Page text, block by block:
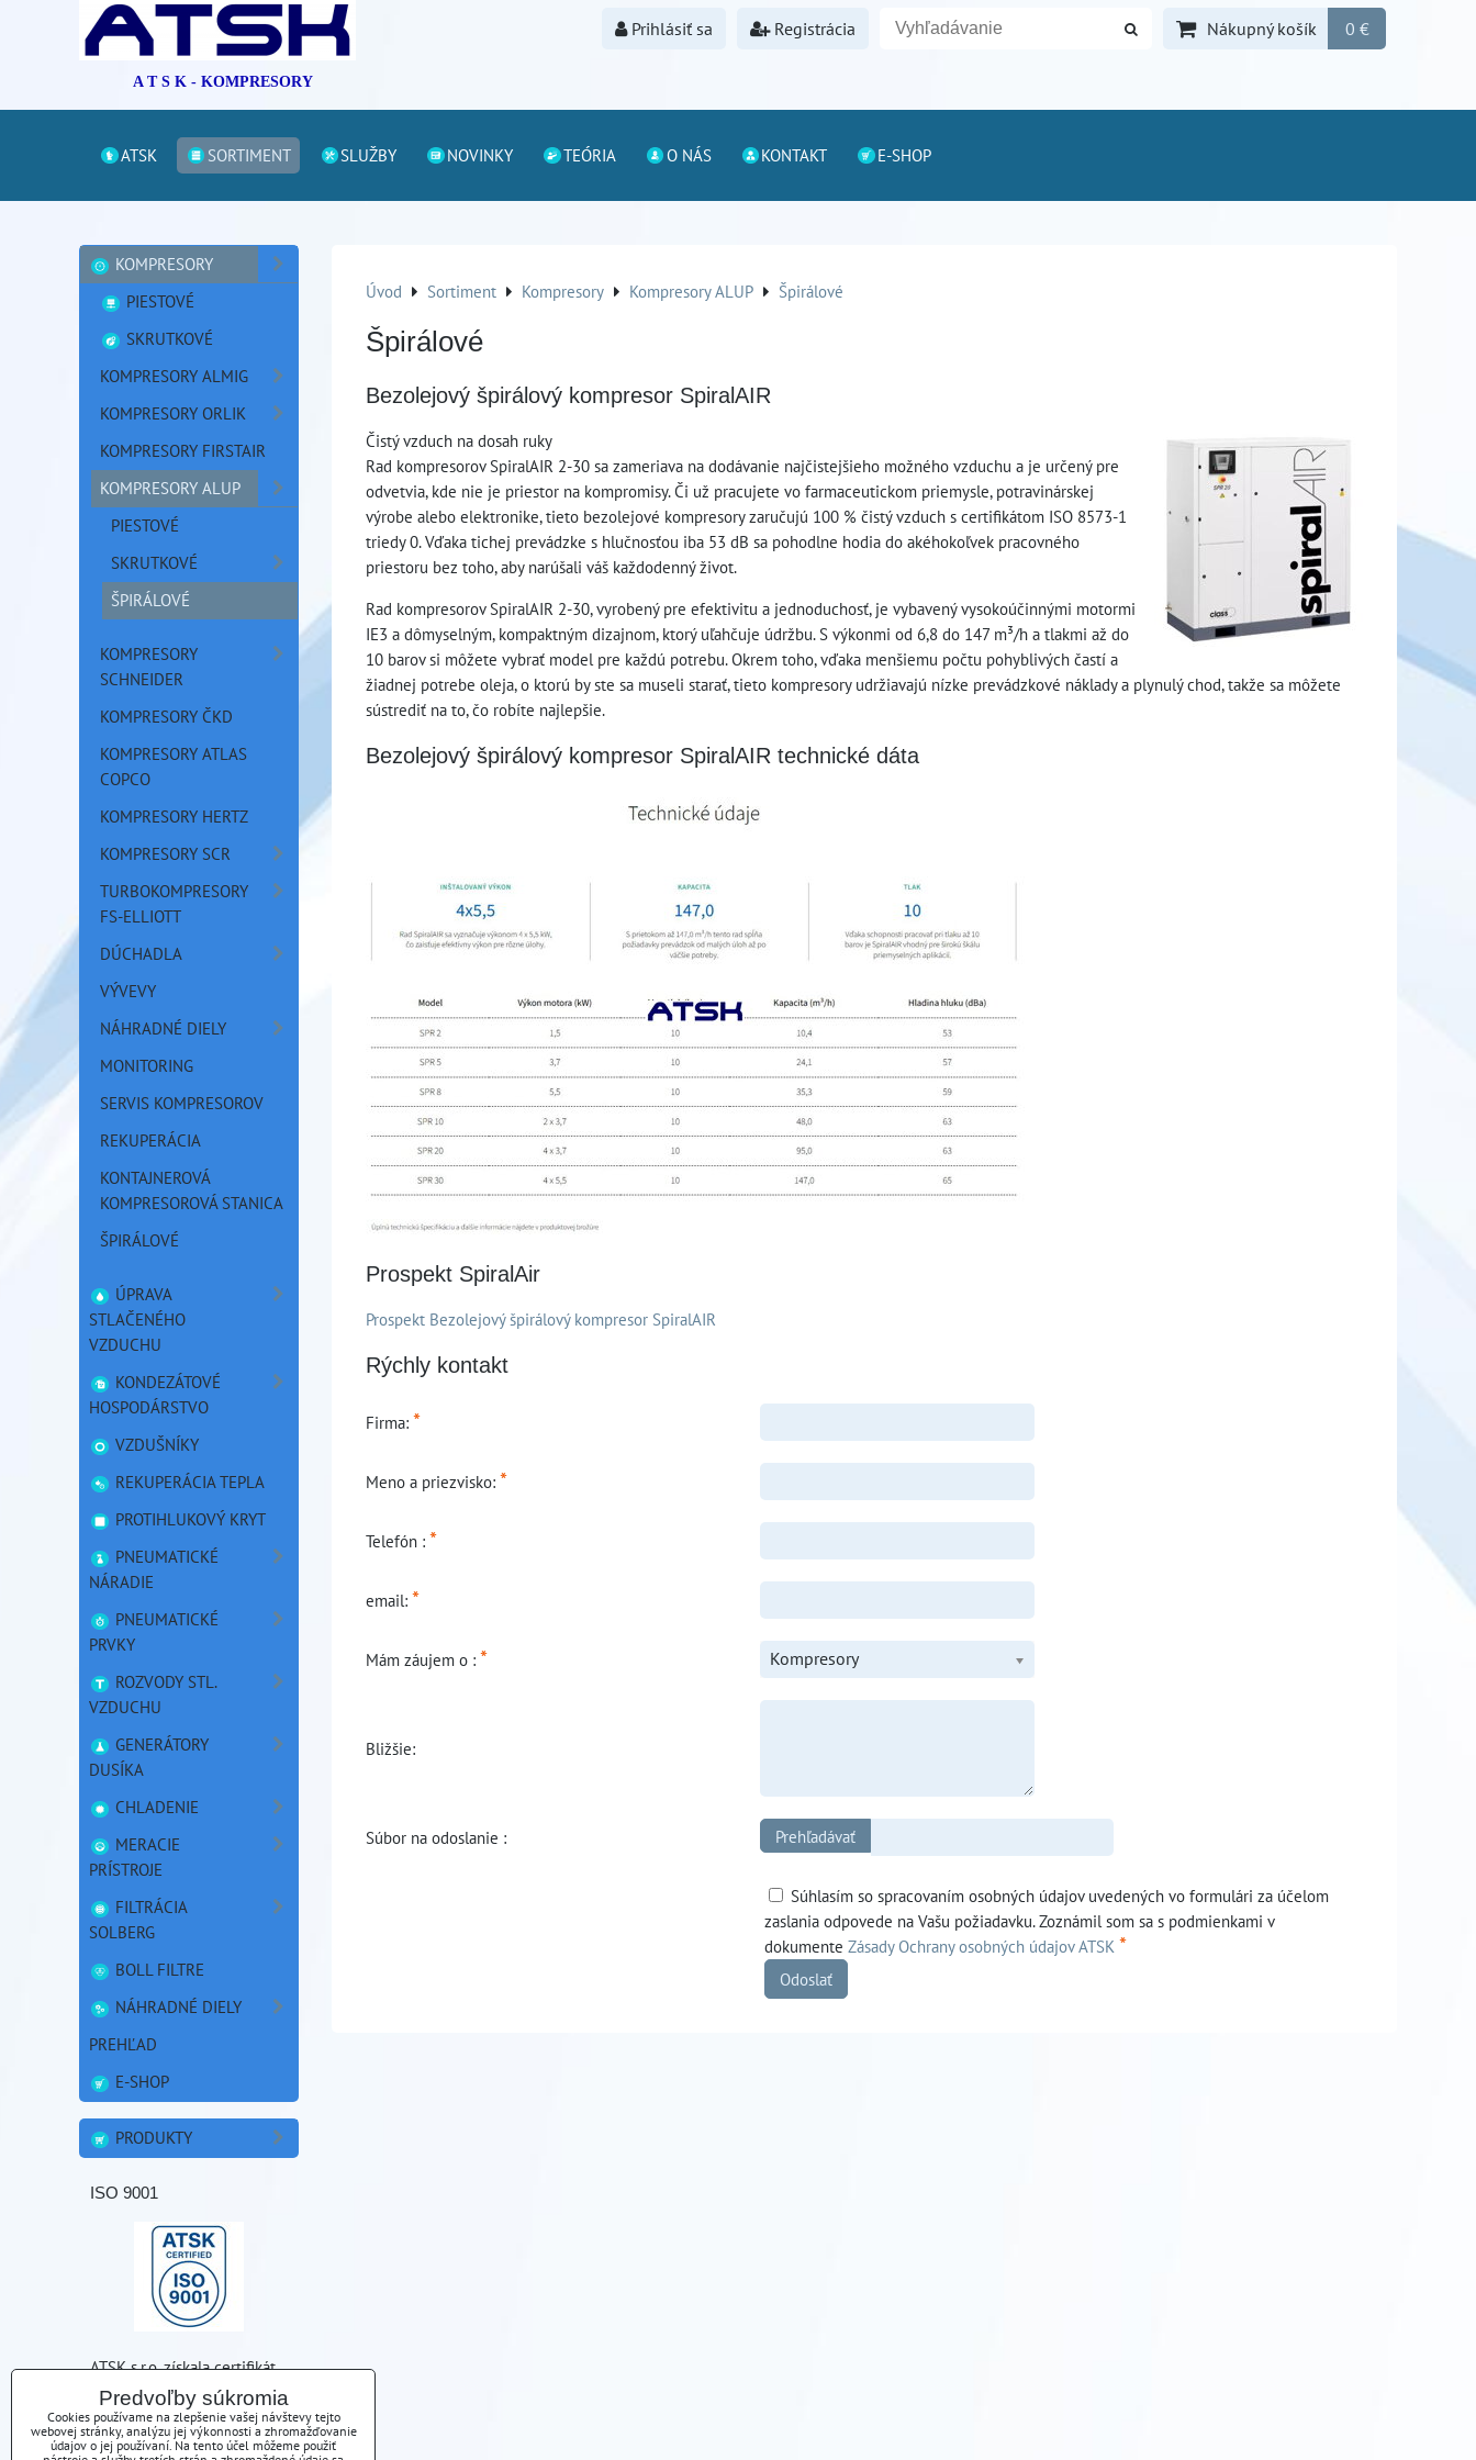
A T S K - KOMPRESORY
Prihlásiť sa Registrácia Nákupný košík 0 €
ATSK SORTIMENT SLUŽBY NOVINKY TEÓRIA O NÁS KONTAKT E-SHOP
Úvod Sortiment Kompresory Kompresory ALUP Špirálové
Špirálové
Bezolejový špirálový kompresor SpiralAIR
Čistý vzduch na dosah ruky
Rad kompresorov SpiralAIR 2-30 sa zameriava na dodávanie najčistejšieho možného vzduchu a je určený pre
odvetvia, kde nie je priestor na kompromisy. Či už pracujete vo farmaceutickom priemysle, potravinárskej
výrobe alebo elektronike, tieto bezolejové kompresory zaručujú 100 % čistý vzduch s certifikátom ISO 8573-1
triedy 0. Vďaka tichej prevádzke s hlučnosťou iba 53 dB sa pohodlne hodia do akéhokoľvek pracovného
priestoru bez toho, aby narúšali váš každodenný život.
Rad kompresorov SpiralAIR 2-30, vyrobený pre efektivitu a jednoduchosť, je vybavený vysokoúčinnými motormi
IE3 a dômyselným, kompaktným dizajnom, ktorý uľahčuje údržbu. S výkonmi od 6,8 do 147 m³/h a tlakmi až do
10 barov si môžete vybrať model pre každú potrebu. Okrem toho, vďaka menšiemu počtu pohyblivých častí a
žiadnej potrebe oleja, o ktorú by ste sa museli starať, tieto kompresory udržiavajú nízke prevádzkové náklady a plynulý chod, takže sa môžete
sústrediť na to, čo robíte najlepšie.
Bezolejový špirálový kompresor SpiralAIR technické dáta
Prospekt SpiralAir
Prospekt Bezolejový špirálový kompresor SpiralAIR
Rýchly kontakt
Firma: *
Meno a priezvisko: *
Telefón : *
email: *
Mám záujem o : * Kompresory
Bližšie:
Súbor na odoslanie :
Súhlasím so spracovaním osobných údajov uvedených vo formulári za účelom
zaslania odpovede na Vašu požiadavku. Zoznámil som sa s podmienkami v
dokumenteZásady Ochrany osobných údajov ATSK *
Odoslať
KOMPRESORY
PIESTOVÉ
SKRUTKOVÉ
KOMPRESORY ALMIG
KOMPRESORY ORLIK
KOMPRESORY FIRSTAIR
KOMPRESORY ALUP
PIESTOVÉ
SKRUTKOVÉ
ŠPIRÁLOVÉ
KOMPRESORY
SCHNEIDER
KOMPRESORY ČKD
KOMPRESORY ATLAS
COPCO
KOMPRESORY HERTZ
KOMPRESORY SCR
TURBOKOMPRESORY
FS-ELLIOTT
DÚCHADLA
VÝVEVY
NÁHRADNÉ DIELY
MONITORING
SERVIS KOMPRESOROV
REKUPERÁCIA
KONTAJNEROVÁ
KOMPRESOROVÁ STANICA
ŠPIRÁLOVÉ
ÚPRAVA
STLAČENÉHO
VZDUCHU
KONDEZÁTOVÉ
HOSPODÁRSTVO
VZDUŠNÍKY
REKUPERÁCIA TEPLA
PROTIHLUKOVÝ KRYT
PNEUMATICKÉ
NÁRADIE
PNEUMATICKÉ
PRVKY
ROZVODY STL.
VZDUCHU
GENERÁTORY
DUSÍKA
CHLADENIE
MERACIE
PRÍSTROJE
FILTRÁCIA
SOLBERG
BOLL FILTRE
NÁHRADNÉ DIELY
PREHĽAD
E-SHOP
PRODUKTY
ISO 9001
ATSK s.r.o. získala certifikát
kvality ISO 9001
Predvoľby súkromia
Cookies používame na zlepšenie vašej návštevy tejto
webovej stránky, analýzu jej výkonnosti a zhromažďovanie
údajov o jej používaní. Na tento účel môžeme použiť